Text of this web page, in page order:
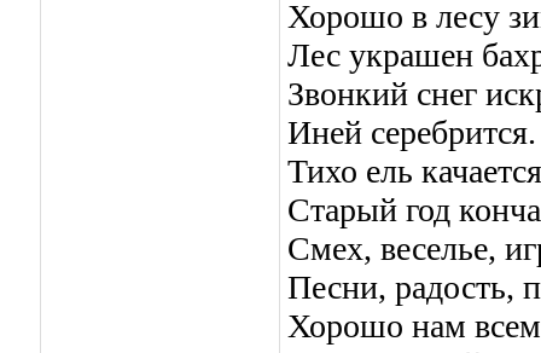
Хорошо в лесу
Лес украшен
Звонкий снег
Иней серебрится.
Тихо ель
Старый год
Смех, веселье,
Песни, радость,
Хорошо нам